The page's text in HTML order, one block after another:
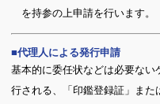
を持参の上申請を行います。
代理人による発行申請
基本的に委任状などは必要な
行される、「印鑑登録証」ま